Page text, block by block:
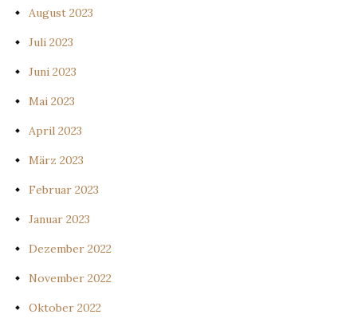
August 2023
Juli 2023
Juni 2023
Mai 2023
April 2023
März 2023
Februar 2023
Januar 2023
Dezember 2022
November 2022
Oktober 2022